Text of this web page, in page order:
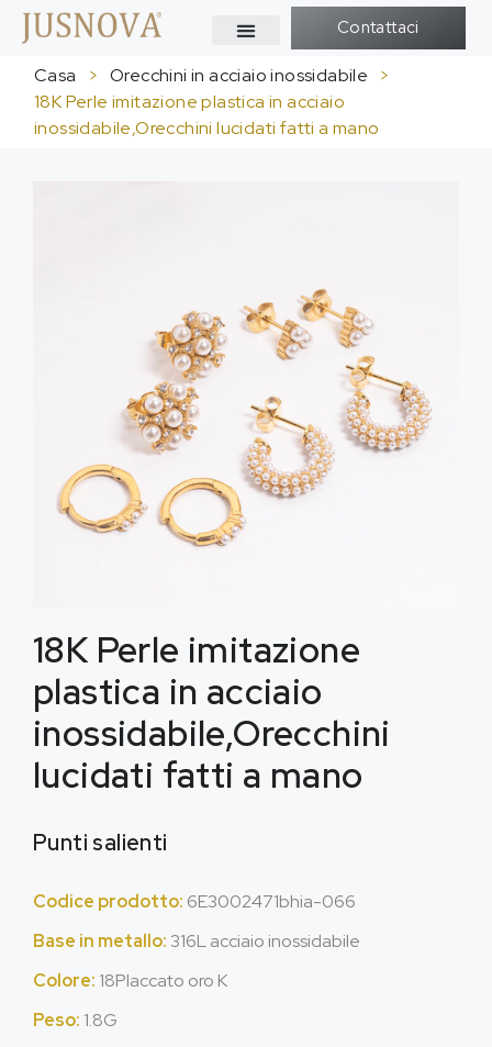
Contattaci
Casa > Orecchini in acciaio inossidabile
>
18K Perle imitazione plastica in acciaio
inossidabile,Orecchini lucidati fatti a mano
18K Perle imitazione
plastica in acciaio
inossidabile,Orecchini
lucidati fatti a mano
Punti salienti
Codice prodotto: 6E3002471bhia-066
Base in metallo: 316L acciaio inossidabile
Colore: 18Placcato oro K
Peso: 1.8G